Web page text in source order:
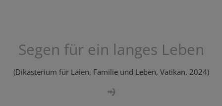
Segen für ein langes Leben
(Dikasterium für Laien, Familie und Leben, Vatikan, 2024)